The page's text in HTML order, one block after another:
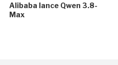
Alibaba lance Qwen 3.8-
Max